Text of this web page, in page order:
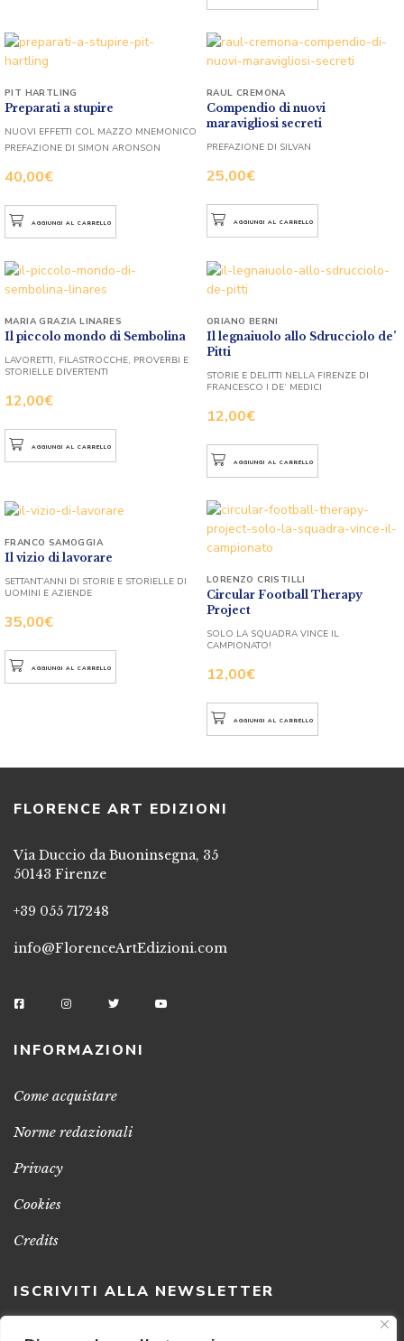
Preparati a stupire
40,00€
PIT HARTLING
NUOVI EFFETTI COL MAZZO MNEMONICO
PREFAZIONE DI SIMON ARONSON
AGGIUNGI AL CARRELLO
Compendio di nuovi
maravigliosi secreti
25,00€
RAUL CREMONA
PREFAZIONE DI SILVAN
AGGIUNGI AL CARRELLO
Il piccolo mondo di Sembolina
12,00€
MARIA GRAZIA LINARES
LAVORETTI, FILASTROCCHE, PROVERBI E
STORIELLE DIVERTENTI
AGGIUNGI AL CARRELLO
Il legnaiuolo allo Sdrucciolo de’
Pitti
12,00€
ORIANO BERNI
STORIE E DELITTI NELLA FIRENZE DI
FRANCESCO I DE’ MEDICI
AGGIUNGI AL CARRELLO
Il vizio di lavorare
35,00€
FRANCO SAMOGGIA
SETTANT’ANNI DI STORIE E STORIELLE DI
UOMINI E AZIENDE
AGGIUNGI AL CARRELLO
Circular Football Therapy
Project
12,00€
LORENZO CRISTILLI
SOLO LA SQUADRA VINCE IL
CAMPIONATO!
AGGIUNGI AL CARRELLO
FLORENCE ART EDIZIONI
Via Duccio da Buoninsegna, 35
50143 Firenze
+39 055 717248
info@FlorenceArtEdizioni.com
INFORMAZIONI
Come acquistare
Norme redazionali
Privacy
Cookies
Credits
ISCRIVITI ALLA NEWSLETTER
Clicca sul pulsante per ricevere le nostre ultime novità,